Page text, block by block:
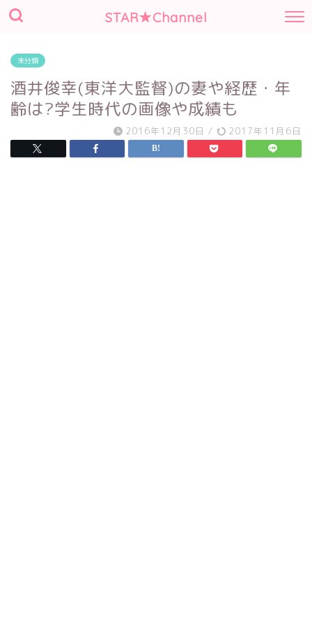
STAR★Channel
未分類
酒井俊幸(東洋大監督)の妻や経歴・年
齢は?学生時代の画像や成績も
2016年12月30日 / 2017年11月6日